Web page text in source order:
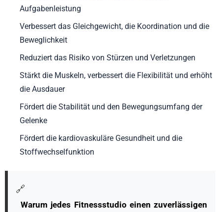
C. Intelligente Spiegel
Sicherheitsrichtlinien für funktionelles Training
B. Konstruktion der Ausrüstung:
Schlussfolgerung
FAQ über funktionelle Trainingsgeräte
Trainingsgeräten?
Aufgabenleistung
Verbessert das Gleichgewicht, die Koordination und die
Beweglichkeit
Reduziert das Risiko von Stürzen und Verletzungen
Stärkt die Muskeln, verbessert die Flexibilität und erhöht
die Ausdauer
Fördert die Stabilität und den Bewegungsumfang der
Gelenke
Fördert die kardiovaskuläre Gesundheit und die
Stoffwechselfunktion
🔗
Warum jedes Fitnessstudio einen zuverlässigen